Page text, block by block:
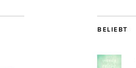
BELIEBT